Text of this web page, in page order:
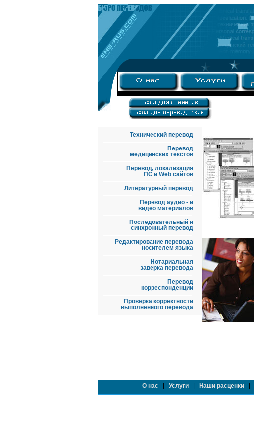
Технический перевод
Перевод
медицинских текстов
Перевод, локализация
ПО и Web сайтов
Литературный перевод
Перевод аудио - и
видео материалов
Последовательный и
синхронный перевод
Редактирование перевода
носителем языка
Нотариальная
заверка перевода
Перевод
корреспонденции
Проверка корректности
выполненного перевода
О нас Услуги Наши расценки